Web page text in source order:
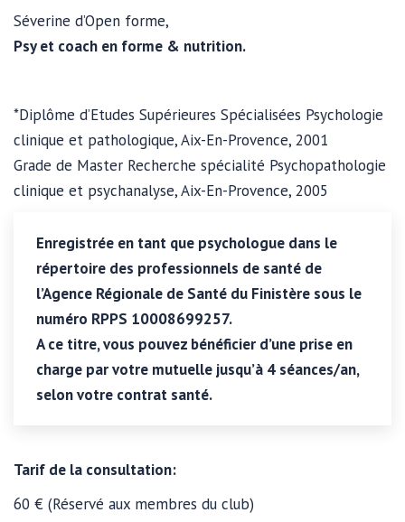
Séverine d’Open forme,
Psy et coach en forme & nutrition.
*Diplôme d’Etudes Supérieures Spécialisées Psychologie
clinique et pathologique, Aix-En-Provence, 2001
Grade de Master Recherche spécialité Psychopathologie
clinique et psychanalyse, Aix-En-Provence, 2005
Enregistrée en tant que psychologue dans le
répertoire des professionnels de santé de
l’Agence Régionale de Santé du Finistère sous le
numéro RPPS 10008699257.
A ce titre, vous pouvez bénéficier d’une prise en
charge par votre mutuelle jusqu’à 4 séances/an,
selon votre contrat santé.
Tarif de la consultation:
60 € (Réservé aux membres du club)